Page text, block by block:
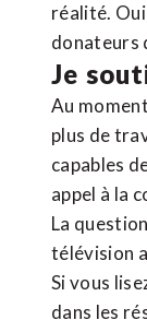
réalité.
donateurs
Je
Au
plus de
capables
appel à la
La
télévision
Si vous
dans les